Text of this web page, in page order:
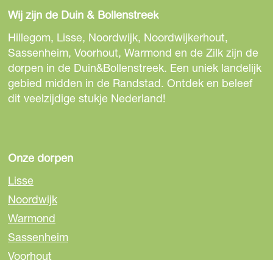
Wij zijn de Duin & Bollenstreek
Hillegom, Lisse, Noordwijk, Noordwijkerhout,
Sassenheim, Voorhout, Warmond en de Zilk zijn de
dorpen in de Duin&Bollenstreek. Een uniek landelijk
gebied midden in de Randstad. Ontdek en beleef
dit veelzijdige stukje Nederland!
Onze dorpen
Lisse
Noordwijk
Warmond
Sassenheim
Voorhout